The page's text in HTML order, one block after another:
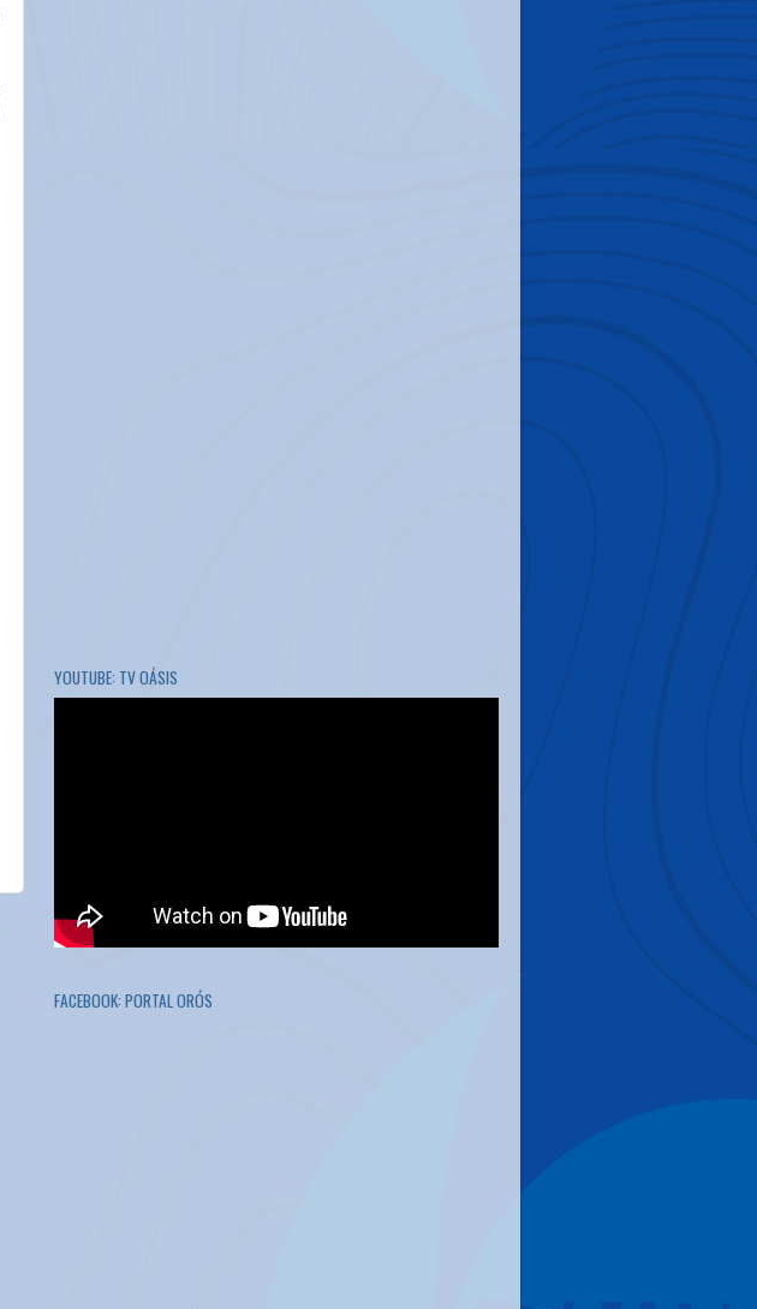
YOUTUBE: TV OÁSIS
FACEBOOK: PORTAL ORÓS